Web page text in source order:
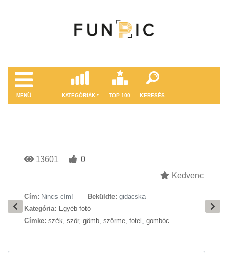
MENÜ KATEGÓRIÁK TOP 100 KERESÉS
13601
0
Kedvenc
Cím: Nincs cím! Beküldte: gidacska
Kategória: Egyéb fotó
Címke: szék, szőr, gömb, szőrme, fotel , gombóc